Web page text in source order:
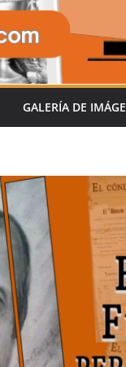
GALERÍA DE